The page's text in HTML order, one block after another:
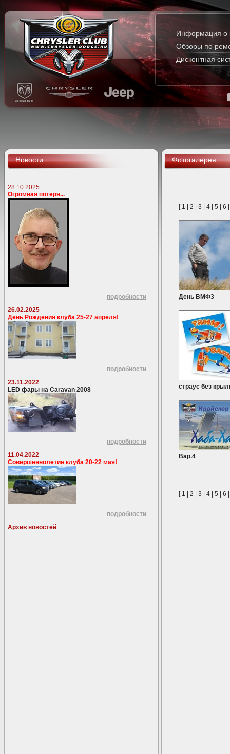
Информация о
Обзоры по
Дисконтная
Новости
28.10.2025
Огромная потеря...
подробности
26.02.2025
День Рождения клуба 25-27 апреля!
подробности
23.11.2022
LED фары на Caravan 2008
подробности
11.04.2022
Совершеннолетие клуба 20-22 мая!
подробности
Архив новостей
Фотогалерея
[ 1 2 3 4 5 6
День ВМФ3
страус без
Вар.4
[ 1 2 3 4 5 6